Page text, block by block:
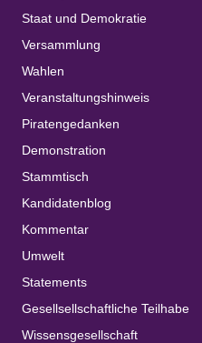
Staat und Demokratie
Versammlung
Wahlen
Veranstaltungshinweis
Piratengedanken
Demonstration
Stammtisch
Kandidatenblog
Kommentar
Umwelt
Statements
Gesellsellschaftliche Teilhabe
Wissensgesellschaft